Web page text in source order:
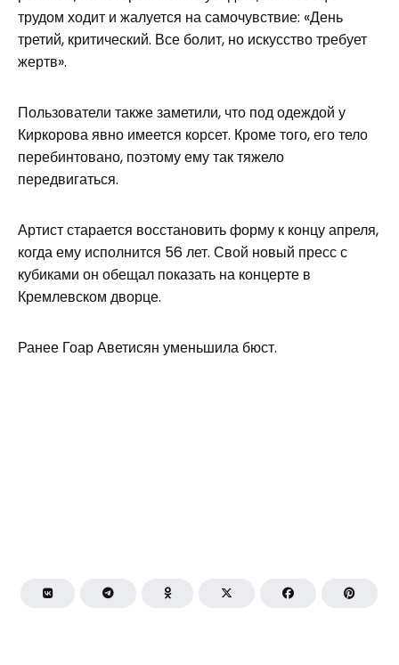
трудом ходит и жалуется на самочувствие: «День
третий, критический. Все болит, но искусство требует
жертв».
Пользователи также заметили, что под одеждой у
Киркорова явно имеется корсет. Кроме того, его тело
перебинтовано, поэтому ему так тяжело
передвигаться.
Артист старается восстановить форму к концу апреля,
когда ему исполнится 56 лет. Свой новый пресс с
кубиками он обещал показать на концерте в
Кремлевском дворце.
Ранее Гоар Аветисян уменьшила бюст.